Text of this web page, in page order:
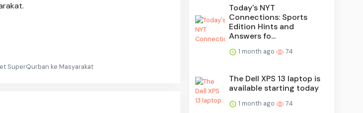
SuperQurban ke Masyarakat
Today's NYT
Connections: Sports
Edition Hints and
Answers fo...
1 month ago 74
The Dell XPS 13 laptop is
available starting today
1 month ago 74